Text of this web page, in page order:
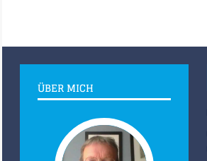
ÜBER MICH